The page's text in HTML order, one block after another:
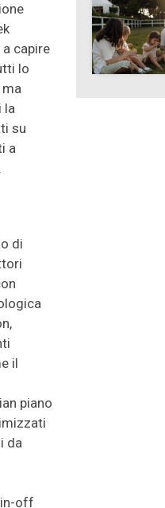
capire
lo
la
su
a
di
il
piano
da
off